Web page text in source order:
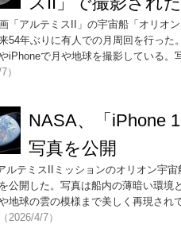
「アルテミスII」の宇宙船「オリオ
54年ぶりに有人での月周回を行っ
iPhoneで月や地球を撮影している。
）
NASA、「iPhone
写真を公開
ルテミスIIミッションのオリオン宇
公開した。写真は船内の薄暗い環境
地球の雲の模様まで美しく再現され
（2026/4/7）